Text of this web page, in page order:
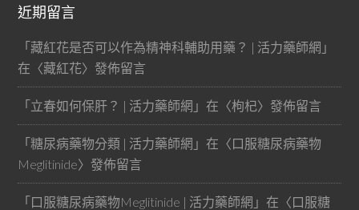
近期留言
「藏紅花是否可以作為精神科輔助用藥？ | 活力藥師網 」
在〈藏紅花〉發佈留言
「立春如何保肝？ | 活力藥師網 」在〈枸杞〉發佈留言
「糖尿病藥物分類 | 活力藥師網 」在〈口服糖尿病藥物
Meglitinide〉發佈留言
「口服糖尿病藥物Meglitinide | 活力藥師網 」在〈口服糖